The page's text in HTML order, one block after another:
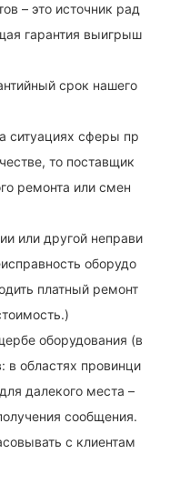
– это источник рад
гарантия выигрыш
срок нашего
ситуациях сферы пр
то поставщик
ремонта или смен
или другой неправи
оборудо
платный ремонт
оборудования (в
в областях провинци
далекого места –
сообщения.
с клиентам